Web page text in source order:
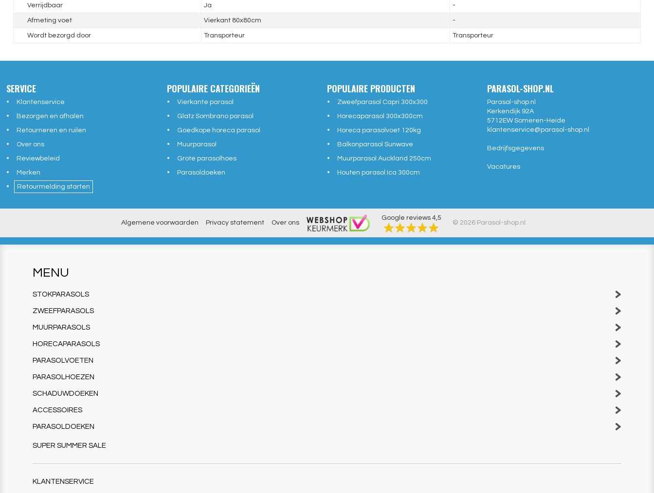
Verrijdbaar Ja -
Afmeting voet Vierkant 80x80cm -
Wordt bezorgd door Transporteur Transporteur
SERVICE
Klantenservice
Bezorgen en afhalen
Retourneren en ruilen
Over ons
Reviewbeleid
Merken
Retourmelding starten
POPULAIRE CATEGORIEËN
Vierkante parasol
Glatz Sombrano parasol
Goedkope horeca parasol
Muurparasol
Grote parasolhoes
Parasoldoeken
POPULAIRE PRODUCTEN
Zweefparasol Capri 300x300
Horecaparasol 300x300cm
Horeca parasolvoet 120kg
Balkonparasol Sunwave
Muurparasol Auckland 250cm
Houten parasol Ica 300cm
PARASOL-SHOP.NL
Parasol-shop.nl
Kerkendijk 92A
5712EW Someren-Heide
klantenservice@parasol-shop.nl
Bedrijfsgegevens
Vacatures
Algemene voorwaarden Privacy statement Over ons
Google reviews 4,5
© 2026 Parasol-shop.nl
MENU
STOKPARASOLS
ZWEEFPARASOLS
MUURPARASOLS
HORECAPARASOLS
PARASOLVOETEN
PARASOLHOEZEN
SCHADUWDOEKEN
ACCESSOIRES
PARASOLDOEKEN
SUPER SUMMER SALE
KLANTENSERVICE